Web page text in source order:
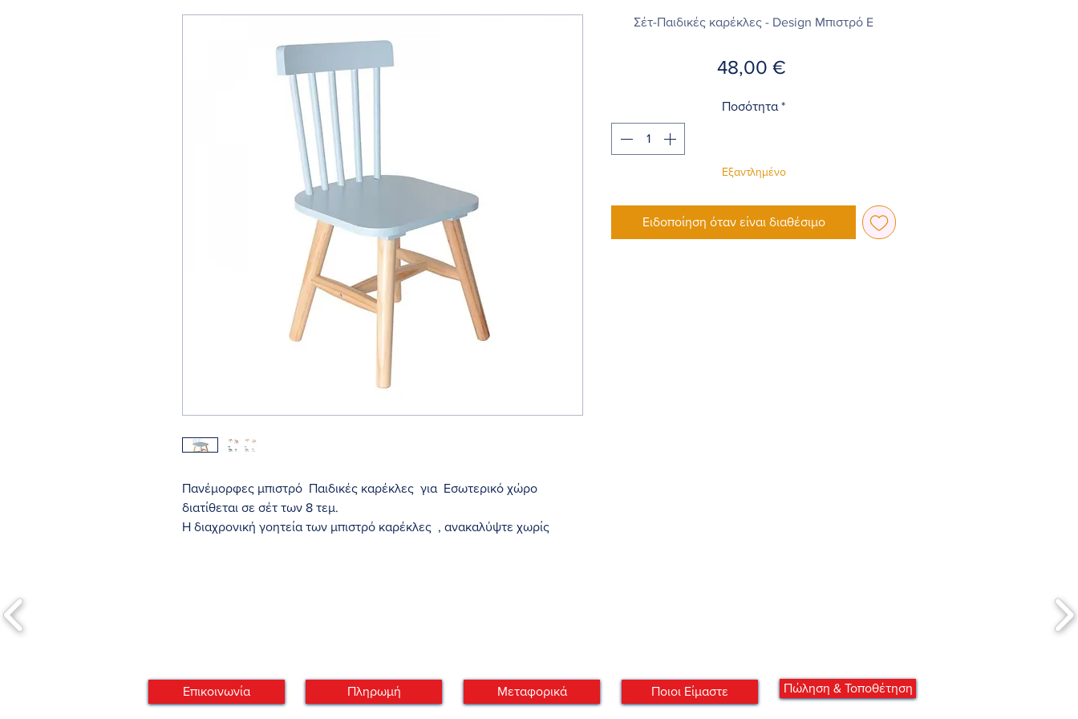
Πανέμορφες μπιστρό Παιδικές καρέκλες για Εσωτερικό χώρο
διατίθεται σε σέτ των 8 τεμ.
Η διαχρονική γοητεία των μπιστρό καρέκλες , ανακαλύψτε χωρίς
Υλικό: από ξύλο και mdf
Σέτ-Παιδικές καρέκλες - Design Mπιστρό E
48,00 €
Ποσότητα *
Εξαντλημένο
Ειδοποίηση όταν είναι διαθέσιμο
Επικοινωνία Πληρωμή Μεταφορικά Ποιοι Είμαστε Πώληση & Τοποθέτηση